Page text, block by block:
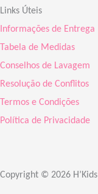
Links Úteis
Informações de Entrega
Tabela de Medidas
Conselhos de Lavagem
Resolução de Conflitos
Termos e Condições
Política de Privacidade
Copyright © 2026 H’Kids